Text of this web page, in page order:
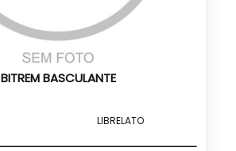
BITREM BASCULANTE
LIBRELATO